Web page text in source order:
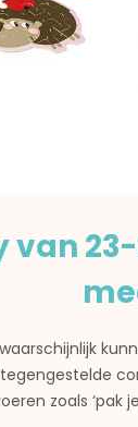
van
zoals ‘pak